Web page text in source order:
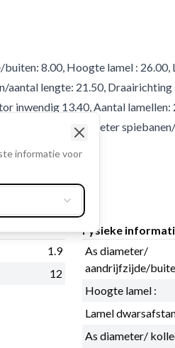
8.00, Hoogte lamel : 26.00,
aantal lengte: 21.50,
inwendig 13.40, Aantal
5.80, buitendiameter
1.9
12
Fysieke
As diameter/
aandrijfzijde/
Hoogte lamel :
Lamel
As diameter/
informatie voor